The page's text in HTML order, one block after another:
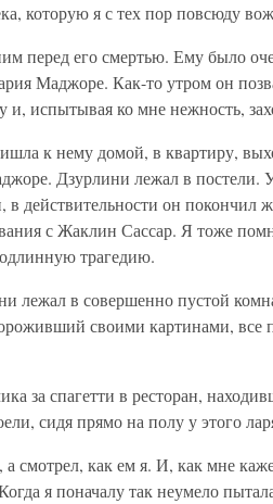
которую я с тех пор повсюду
перед его смертью. Ему было
Маджоре. Как-то утром он
испытывая ко мне нежность,
к нему домой, в квартиру,
Дзурлини лежал в постели.
действительности он покончил
с Жаклин Сассар. Я тоже
трагедию.
лежал в совершенно пустой
своими картинами, все
за спагетти в ресторан,
сидя прямо на полу у этого
а смотрел, как ем я. И, как мне
я поначалу так неумело